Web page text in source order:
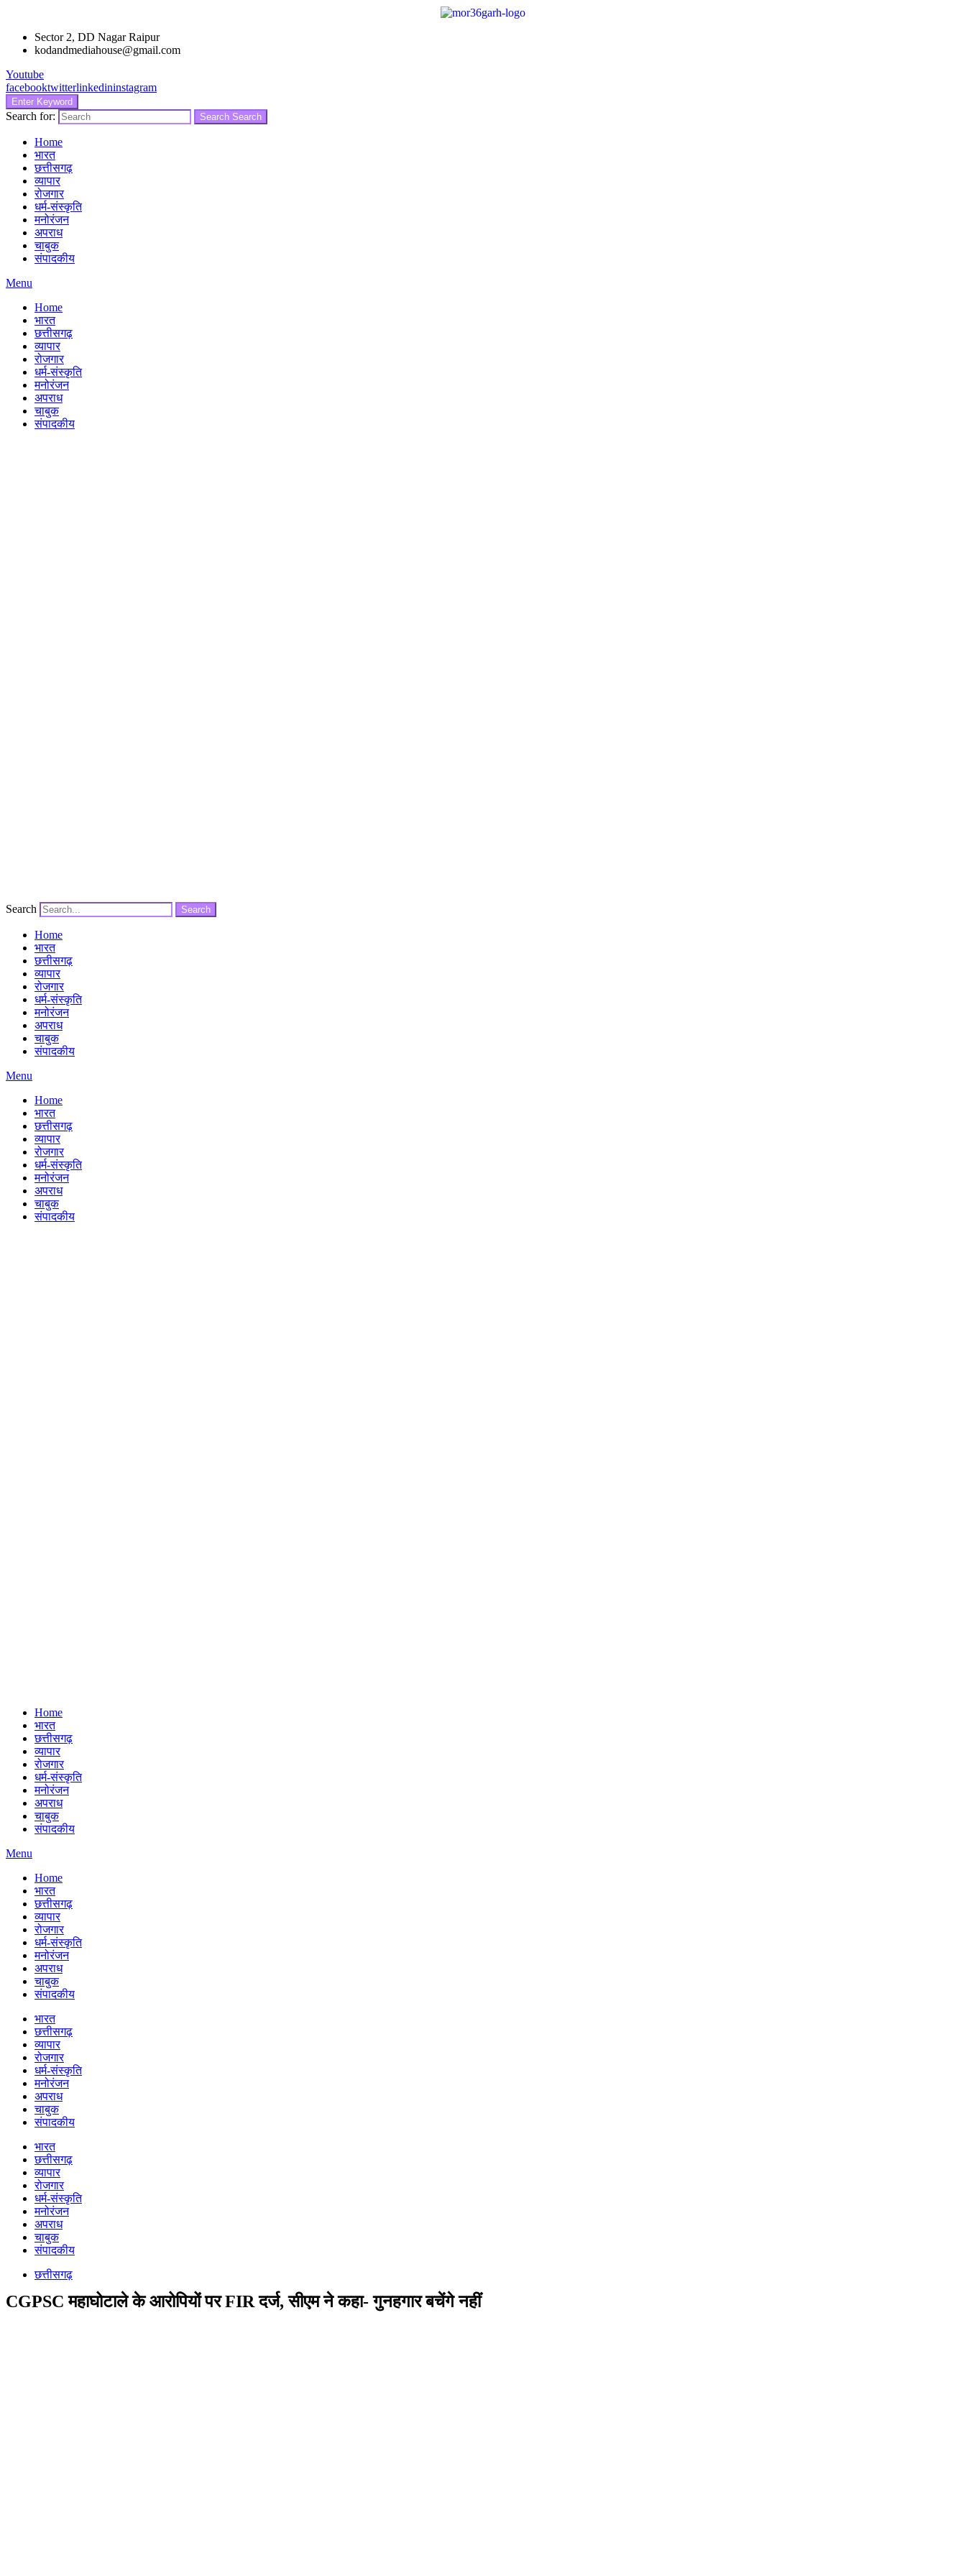
Sector 2, DD Nagar Raipur
kodandmediahouse@gmail.com
Youtube
facebooktwitterlinkedininstagram
Enter Keyword
Search for: Search Search
Home
भारत
छत्तीसगढ़
व्यापार
रोजगार
धर्म-संस्कृति
मनोरंजन
अपराध
चाबुक
संपादकीय
Menu
Home
भारत
छत्तीसगढ़
व्यापार
रोजगार
धर्म-संस्कृति
मनोरंजन
अपराध
चाबुक
संपादकीय
Search Search
Home
भारत
छत्तीसगढ़
व्यापार
रोजगार
धर्म-संस्कृति
मनोरंजन
अपराध
चाबुक
संपादकीय
Menu
Home
भारत
छत्तीसगढ़
व्यापार
रोजगार
धर्म-संस्कृति
मनोरंजन
अपराध
चाबुक
संपादकीय
Home
भारत
छत्तीसगढ़
व्यापार
रोजगार
धर्म-संस्कृति
मनोरंजन
अपराध
चाबुक
संपादकीय
Menu
Home
भारत
छत्तीसगढ़
व्यापार
रोजगार
धर्म-संस्कृति
मनोरंजन
अपराध
चाबुक
संपादकीय
भारत
छत्तीसगढ़
व्यापार
रोजगार
धर्म-संस्कृति
मनोरंजन
अपराध
चाबुक
संपादकीय
भारत
छत्तीसगढ़
व्यापार
रोजगार
धर्म-संस्कृति
मनोरंजन
अपराध
चाबुक
संपादकीय
छत्तीसगढ़
CGPSC महाघोटाले के आरोपियों पर FIR दर्ज, सीएम ने कहा- गुनहगार बचेंगे नहीं